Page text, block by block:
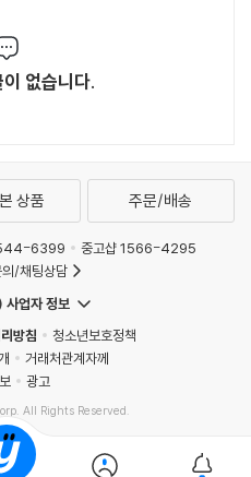
없습니다.
상품 주문/배송
6399
중고샵 1566-4295
/채팅상담
사업자 정보
방침
청소년보호정책
거래처관계자께
광고
All Rights Reserved.